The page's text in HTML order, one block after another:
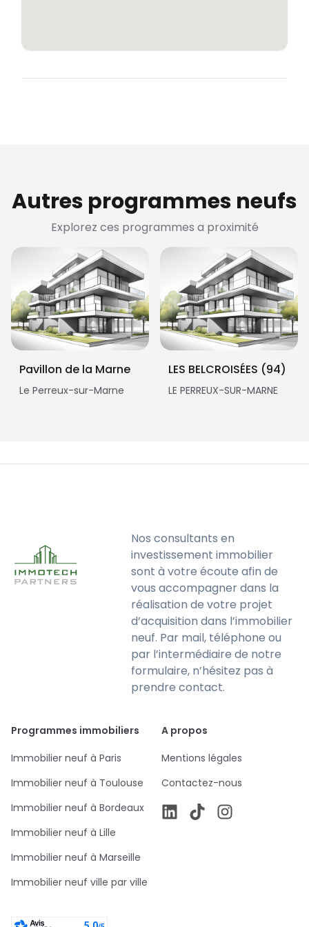
Autres programmes neufs
Explorez ces programmes a proximité
Pavillon de la Marne
Le Perreux-sur-Marne
LES BELCROISÉES (94)
LE PERREUX-SUR-MARNE
Nos consultants en
investissement immobilier
sont à votre écoute afin de
vous accompagner dans la
réalisation de votre projet
d’acquisition dans l’immobilier
neuf. Par mail, téléphone ou
par l’intermédiaire de notre
formulaire, n’hésitez pas à
prendre contact.
Programmes immobiliers
Immobilier neuf à Paris
Immobilier neuf à Toulouse
Immobilier neuf à Bordeaux
Immobilier neuf à Lille
Immobilier neuf à Marseille
Immobilier neuf ville par ville
A propos
Mentions légales
Contactez-nous